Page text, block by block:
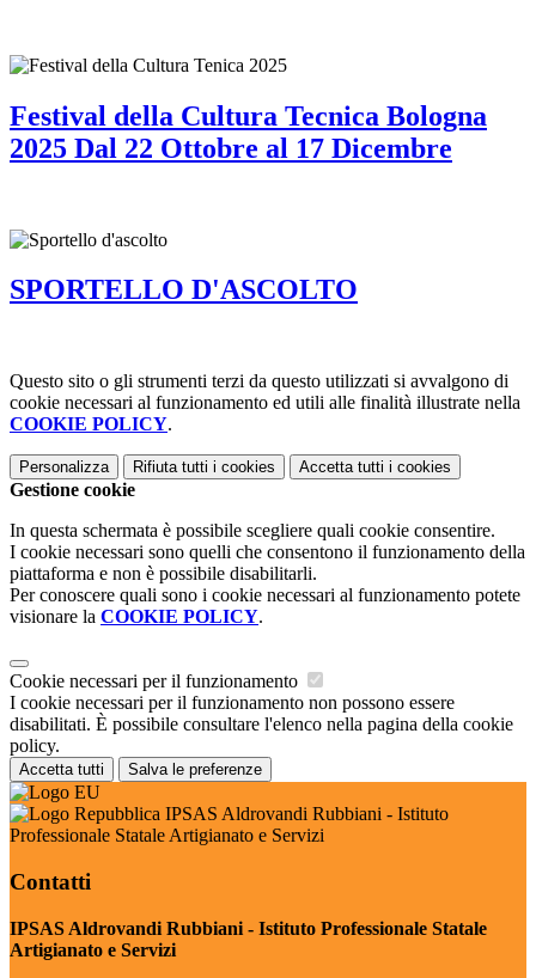
Festival della Cultura Tecnica Bologna
2025 Dal 22 Ottobre al 17 Dicembre
SPORTELLO D'ASCOLTO
Questo sito o gli strumenti terzi da questo utilizzati si avvalgono di
cookie necessari al funzionamento ed utili alle finalità illustrate nella
COOKIE POLICY.
Personalizza Rifiuta tutti i cookies Accetta tutti i cookies
Gestione cookie
In questa schermata è possibile scegliere quali cookie consentire.
I cookie necessari sono quelli che consentono il funzionamento della
piattaforma e non è possibile disabilitarli.
Per conoscere quali sono i cookie necessari al funzionamento potete
visionare la COOKIE POLICY.
Cookie necessari per il funzionamento
I cookie necessari per il funzionamento non possono essere
disabilitati. È possibile consultare l'elenco nella pagina della cookie
policy.
Accetta tutti Salva le preferenze
IPSAS Aldrovandi Rubbiani - Istituto
Professionale Statale Artigianato e Servizi
Contatti
IPSAS Aldrovandi Rubbiani - Istituto Professionale Statale
Artigianato e Servizi